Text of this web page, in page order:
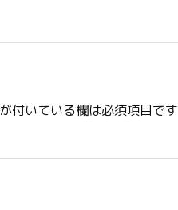
が付いている欄は必須項目です